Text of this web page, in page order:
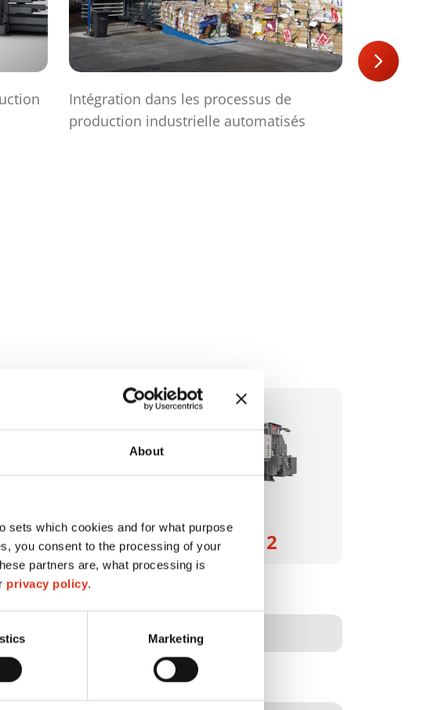
About
sets which cookies and for what purpose
you consent to the processing of your
partners are, what processing is
privacy policy.
Marketing
Intégration dans les processus de
production industrielle automatisés
4812P HSM VK 5012
500 kN
480 kg